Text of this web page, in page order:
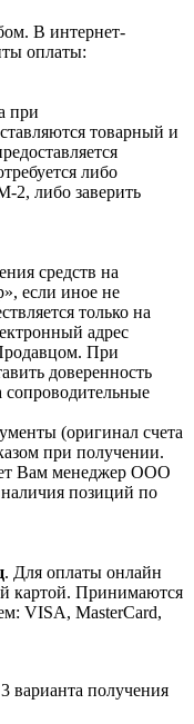
В интернет-
оплаты:
при
товарный и
либо
2, либо заверить
средств на
если иное не
только на
адрес
При
доверенность
сопроводительные
(оригинал счета
при получении.
Вам менеджер ООО
позиций по
. Для оплаты онлайн
картой. Принимаются
VISA, MasterCard,
варианта получения